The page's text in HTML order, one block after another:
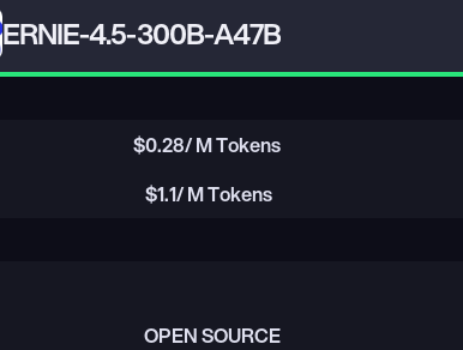
ERNIE-4.5-300B-A47B
$0.28/ M Tokens
$1.1/ M Tokens
OPEN SOURCE